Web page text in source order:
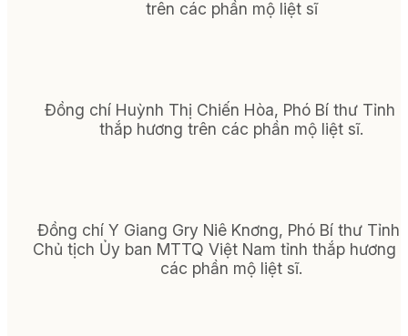
trên các phần mộ liệt sĩ
Đồng chí Huỳnh Thị Chiến Hòa, Phó Bí thư Tỉnh
thắp hương trên các phần mộ liệt sĩ.
Đồng chí Y Giang Gry Niê Knơng, Phó Bí thư Tỉnh
Chủ tịch Ủy ban MTTQ Việt Nam tỉnh thắp hương
các phần mộ liệt sĩ.